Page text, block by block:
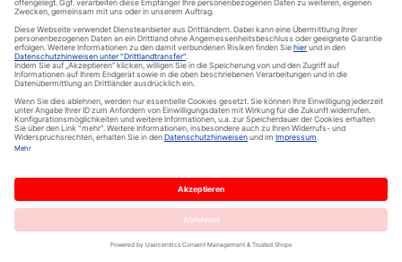
Bodenheizungen, elektrische Fußbodenheizung, elektrische
Heizfolien, Dünnbettheizungen und elektrische Heizsysteme. © 2024
Warm-On GmbH / Bodenheizung-24
* inkl. MwSt., zzgl. Versandkosten
In den Warenkorb legen
Delivery time 2-3 Tage